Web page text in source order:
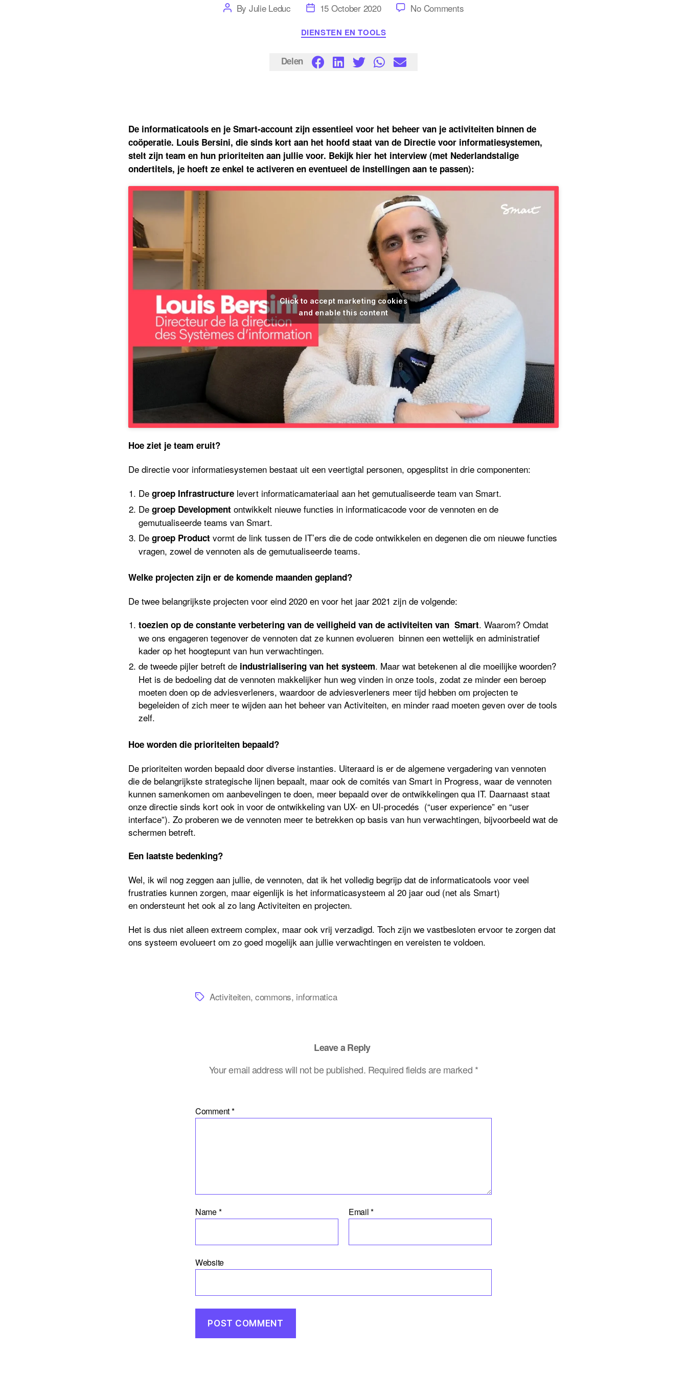
Post
author
By Julie Leduc Post
date
15 October 2020 No Commentson
Categories
DIENSTEN EN TOOLS
Delen
De informaticatools en je Smart-account zijn essentieel voor het beheer van je activiteiten binnen de
coöperatie. Louis Bersini, die sinds kort aan het hoofd staat van de Directie voor informatiesystemen,
stelt zijn team en hun prioriteiten aan jullie voor. Bekijk hier het interview (met Nederlandstalige
ondertitels, je hoeft ze enkel te activeren en eventueel de instellingen aan te passen):
Click to accept marketing cookies
and enable this content
Hoe ziet je team eruit?
De directie voor informatiesystemen bestaat uit een veertigtal personen, opgesplitst in drie componenten:
Degroep Infrastructure levert informaticamateriaal aan het gemutualiseerde team van Smart.
Degroep Development ontwikkelt nieuwe functies in informaticacode voor de vennoten en de
gemutualiseerde teams van Smart.
Degroep Product vormt de link tussen de IT’ers die de code ontwikkelen en degenen die om nieuwe functies
vragen, zowel de vennoten als de gemutualiseerde teams.
Welke projecten zijn er de komende maanden gepland?
De twee belangrijkste projecten voor eind 2020 en voor het jaar 2021 zijn de volgende:
toezien op de constante verbetering van de veiligheid van de activiteiten van Smart. Waarom? Omdat
we ons engageren tegenover de vennoten dat ze kunnen evolueren binnen een wettelijk en administratief
kader op het hoogtepunt van hun verwachtingen.
de tweede pijler betreft de industrialisering van het systeem. Maar wat betekenen al die moeilijke woorden?
Het is de bedoeling dat de vennoten makkelijker hun weg vinden in onze tools, zodat ze minder een beroep
moeten doen op de adviesverleners, waardoor de adviesverleners meer tijd hebben om projecten te
begeleiden of zich meer te wijden aan het beheer van Activiteiten, en minder raad moeten geven over de tools
zelf.
Hoe worden die prioriteiten bepaald?
De prioriteiten worden bepaald door diverse instanties. Uiteraard is er de algemene vergadering van vennoten
die de belangrijkste strategische lijnen bepaalt, maar ook de comités van Smart in Progress, waar de vennoten
kunnen samenkomen om aanbevelingen te doen, meer bepaald over de ontwikkelingen qua IT. Daarnaast staat
onze directie sinds kort ook in voor de ontwikkeling van UX- en UI-procedés (“user experience” en “user
interface”). Zo proberen we de vennoten meer te betrekken op basis van hun verwachtingen, bijvoorbeeld wat de
schermen betreft.
Een laatste bedenking?
Wel, ik wil nog zeggen aan jullie, de vennoten, dat ik het volledig begrijp dat de informaticatools voor veel
frustraties kunnen zorgen, maar eigenlijk is het informaticasysteem al 20 jaar oud (net als Smart)
en ondersteunt het ook al zo lang Activiteiten en projecten.
Het is dus niet alleen extreem complex, maar ook vrij verzadigd. Toch zijn we vastbesloten ervoor te zorgen dat
ons systeem evolueert om zo goed mogelijk aan jullie verwachtingen en vereisten te voldoen.
TagsActiviteiten, commons, informatica
Leave a Reply
Your email address will not be published. Required fields are marked *
Comment*
Name* Email*
Website